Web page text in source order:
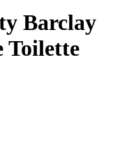
Barclay
Toilette